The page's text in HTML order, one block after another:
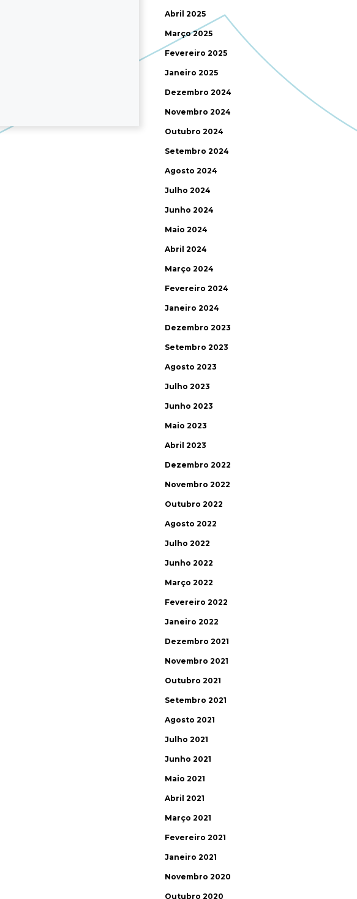
Abril 2025
Março 2025
Fevereiro 2025
Janeiro 2025
Dezembro 2024
Novembro 2024
Outubro 2024
Setembro 2024
Agosto 2024
Julho 2024
Junho 2024
Maio 2024
Abril 2024
Março 2024
Fevereiro 2024
Janeiro 2024
Dezembro 2023
Setembro 2023
Agosto 2023
Julho 2023
Junho 2023
Maio 2023
Abril 2023
Dezembro 2022
Novembro 2022
Outubro 2022
Agosto 2022
Julho 2022
Junho 2022
Março 2022
Fevereiro 2022
Janeiro 2022
Dezembro 2021
Novembro 2021
Outubro 2021
Setembro 2021
Agosto 2021
Julho 2021
Junho 2021
Maio 2021
Abril 2021
Março 2021
Fevereiro 2021
Janeiro 2021
Novembro 2020
Outubro 2020